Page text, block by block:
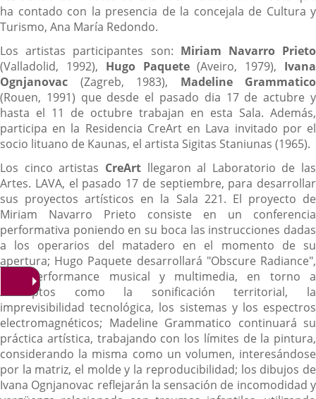
ha contado con la presencia de la concejala de Cultura y
Turismo, Ana María Redondo.
Los artistas participantes son: Miriam Navarro Prieto
(Valladolid, 1992), Hugo Paquete(Aveiro, 1979), Ivana
Ognjanovac (Zagreb, 1983), Madeline Grammatico
(Rouen, 1991) que desde el pasado dia 17 de actubre y
hasta el 11 de octubre trabajan en esta Sala. Además,
participa en la Residencia CreArt en Lava invitado por el
socio lituano de Kaunas, el artista Sigitas Staniunas (1965).
Los cinco artistas CreArtllegaron al Laboratorio de las
Artes. LAVA, el pasado 17 de septiembre, para desarrollar
sus proyectos artísticos en la Sala 221. El proyecto de
Miriam Navarro Prieto consiste en un conferencia
performativa poniendo en su boca las instrucciones dadas
a los operarios del matadero en el momento de su
apertura; Hugo Paquete desarrollará "Obscure Radiance",
una performance musical y multimedia, en torno a
conceptos como la sonificación territorial, la
imprevisibilidad tecnológica, los sistemas y los espectros
electromagnéticos; Madeline Grammatico continuará su
práctica artística, trabajando con los límites de la pintura,
considerando la misma como un volumen, interesándose
por la matriz, el molde y la reproducibilidad; los dibujos de
Ivana Ognjanovac reflejarán la sensación de incomodidad y